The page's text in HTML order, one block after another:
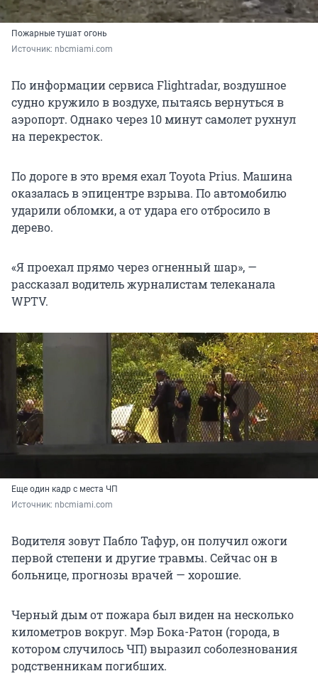
Пожарные тушат огонь
Источник: nbcmiami.com
По информации сервиса Flightradar, воздушное
судно кружило в воздухе, пытаясь вернуться в
аэропорт. Однако через 10 минут самолет рухнул
на перекресток.
По дороге в это время ехал Toyota Prius. Машина
оказалась в эпицентре взрыва. По автомобилю
ударили обломки, а от удара его отбросило в
дерево.
«Я проехал прямо через огненный шар», —
рассказал водитель журналистам телеканала
WPTV.
Еще один кадр с места ЧП
Источник: nbcmiami.com
Водителя зовут Пабло Тафур, он получил ожоги
первой степени и другие травмы. Сейчас он в
больнице, прогнозы врачей — хорошие.
Черный дым от пожара был виден на несколько
километров вокруг. Мэр Бока-Ратон (города, в
котором случилось ЧП) выразил соболезнования
родственникам погибших.